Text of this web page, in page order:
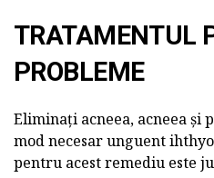
TRATAMENTUL
PROBLEME
Eliminați acneea, acneea și
mod necesar unguent
pentru acest remediu este